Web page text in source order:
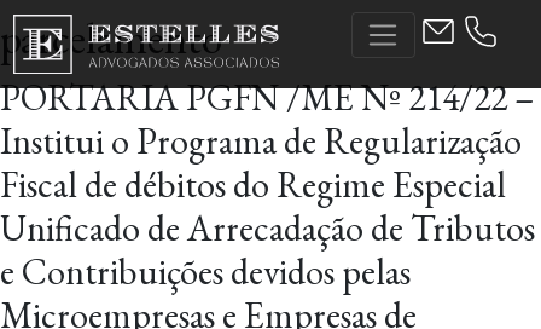
Skip
to
the
content
parcelamento
PORTARIA PGFN /ME Nº 214/22 –
Institui o Programa de Regularização
Fiscal de débitos do Regime Especial
Unificado de Arrecadação de Tributos
e Contribuições devidos pelas
Microempresas e Empresas de